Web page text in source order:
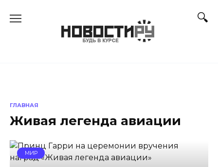
ГЛАВНАЯ
Живая легенда авиации
МИР